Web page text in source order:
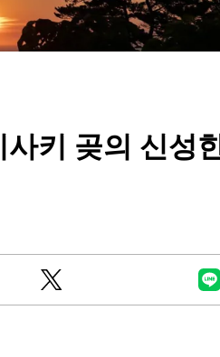
키 곶의 신성
acclaimed
Japan's
#kyototrip
Photos
teamLab